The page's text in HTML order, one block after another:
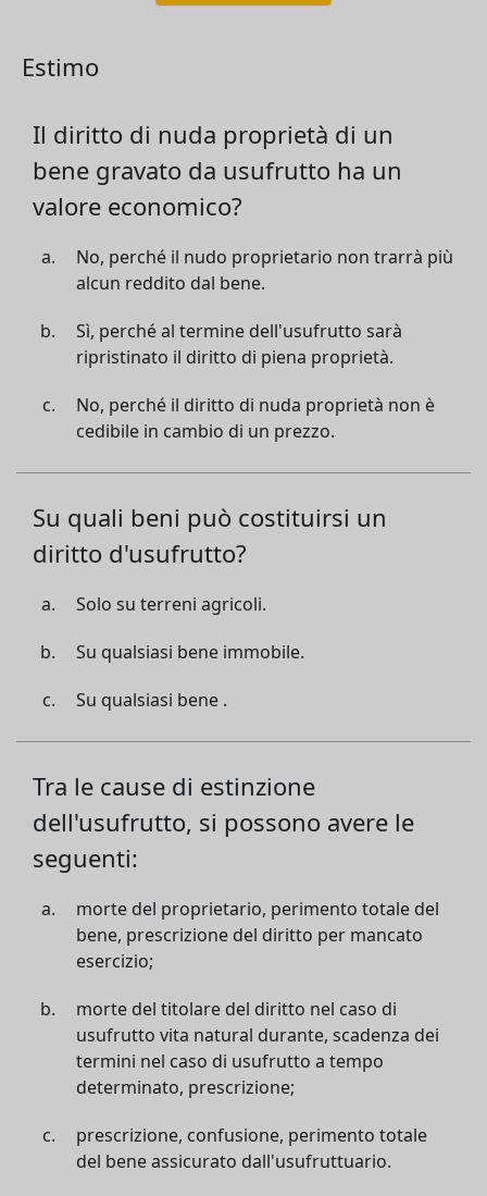
Estimo
Il diritto di nuda proprietà di un
bene gravato da usufrutto ha un
valore economico?
No, perché il nudo proprietario non trarrà più
alcun reddito dal bene.
Sì, perché al termine dell'usufrutto sarà
ripristinato il diritto di piena proprietà.
No, perché il diritto di nuda proprietà non è
cedibile in cambio di un prezzo.
Su quali beni può costituirsi un
diritto d'usufrutto?
Solo su terreni agricoli.
Su qualsiasi bene immobile.
Su qualsiasi bene .
Tra le cause di estinzione
dell'usufrutto, si possono avere le
seguenti:
morte del proprietario, perimento totale del
bene, prescrizione del diritto per mancato
esercizio;
morte del titolare del diritto nel caso di
usufrutto vita natural durante, scadenza dei
termini nel caso di usufrutto a tempo
determinato, prescrizione;
prescrizione, confusione, perimento totale
del bene assicurato dall'usufruttuario.